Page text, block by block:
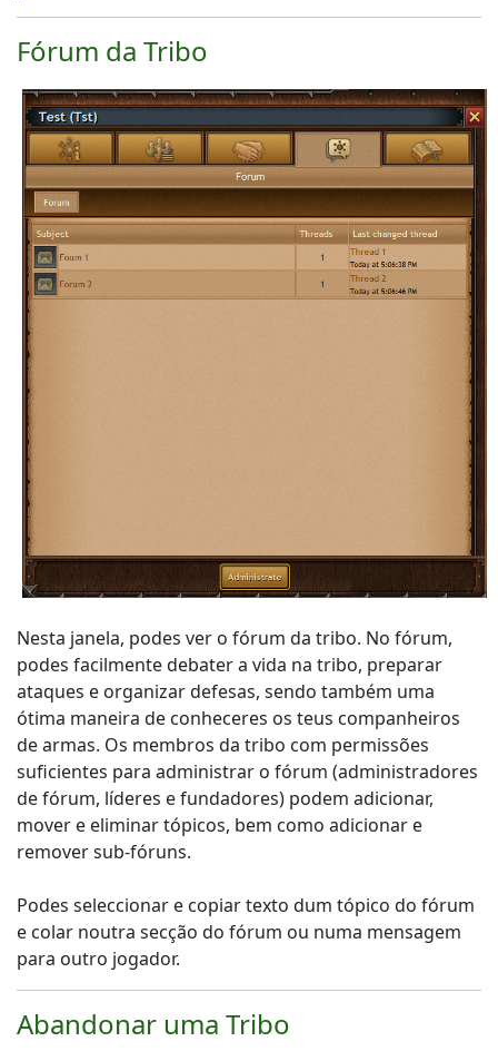
Fórum da Tribo
Nesta janela, podes ver o fórum da tribo. No fórum,
podes facilmente debater a vida na tribo, preparar
ataques e organizar defesas, sendo também uma
ótima maneira de conheceres os teus companheiros
de armas. Os membros da tribo com permissões
suficientes para administrar o fórum (administradores
de fórum, líderes e fundadores) podem adicionar,
mover e eliminar tópicos, bem como adicionar e
remover sub-fóruns.
Podes seleccionar e copiar texto dum tópico do fórum
e colar noutra secção do fórum ou numa mensagem
para outro jogador.
Abandonar uma Tribo